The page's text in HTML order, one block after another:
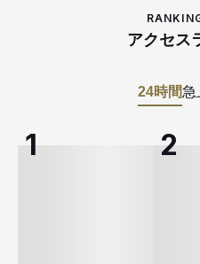
アクセス
24時間急